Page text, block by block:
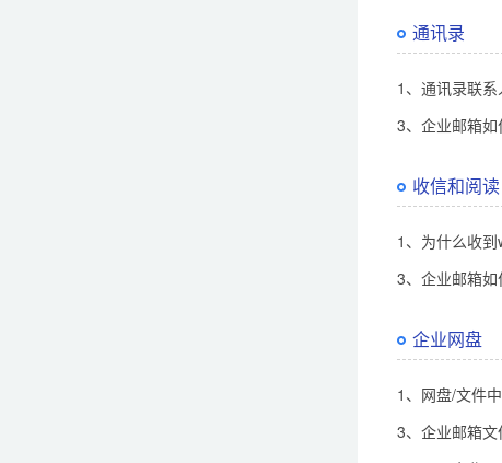
通讯录
1、通讯录联
3、企业邮箱
收信和阅读
1、为什么收到
3、企业邮箱
企业网盘
1、网盘/文件
3、企业邮箱